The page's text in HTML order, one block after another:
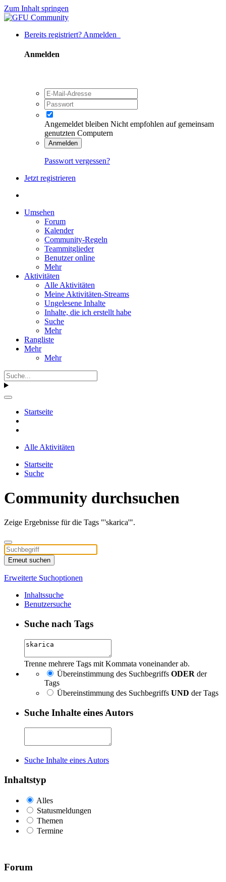
Zum Inhalt springen
Bereits registriert? Anmelden
Anmelden
Angemeldet bleiben Nicht empfohlen auf gemeinsam
genutzten Computern
Anmelden
Passwort vergessen?
Jetzt registrieren
Umsehen
Forum
Kalender
Community-Regeln
Teammitglieder
Benutzer online
Mehr
Aktivitäten
Alle Aktivitäten
Meine Aktivitäten-Streams
Ungelesene Inhalte
Inhalte, die ich erstellt habe
Suche
Mehr
Rangliste
Mehr
Mehr
Startseite
Alle Aktivitäten
Startseite
Suche
Community durchsuchen
Zeige Ergebnisse für die Tags "'skarica'".
Erneut suchen
Erweiterte Suchoptionen
Inhaltssuche
Benutzersuche
Suche nach Tags
Trenne mehrere Tags mit Kommata voneinander ab.
Übereinstimmung des Suchbegriffs ODER der
Tags
Übereinstimmung des Suchbegriffs UND der Tags
Suche Inhalte eines Autors
Suche Inhalte eines Autors
Inhaltstyp
Alles
Statusmeldungen
Themen
Termine
Forum